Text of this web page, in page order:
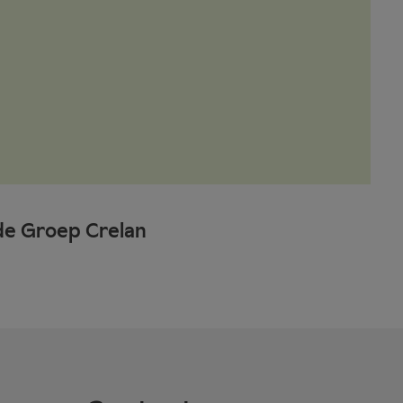
Groep Crelan